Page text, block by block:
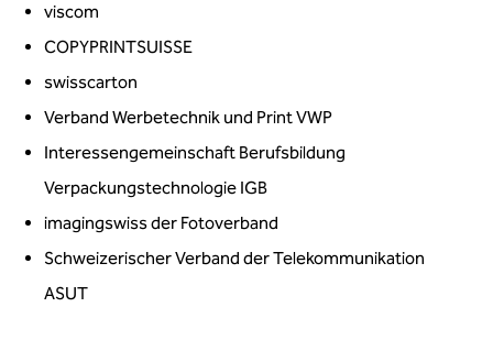
viscom
COPYPRINTSUISSE
swisscarton
Verband Werbetechnik und Print VWP
Interessengemeinschaft Berufsbildung
Verpackungstechnologie IGB
imagingswiss der Fotoverband
Schweizerischer Verband der Telekommunikation
ASUT